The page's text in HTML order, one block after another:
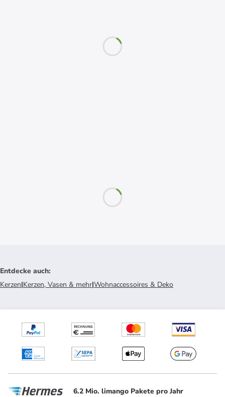
Entdecke auch:
Kerzen|Kerzen, Vasen & mehr|Wohnaccessoires & Deko
6.2 Mio. limango Pakete pro Jahr